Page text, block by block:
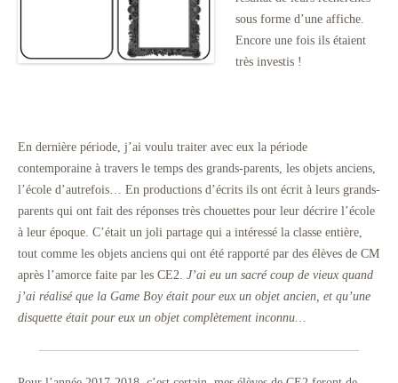
sous forme d’une affiche.
Encore une fois ils étaient
très investis !
En dernière période, j’ai voulu traiter avec eux la période
contemporaine à travers le temps des grands-parents, les objets anciens,
l’école d’autrefois… En productions d’écrits ils ont écrit à leurs grands-
parents qui ont fait des réponses très chouettes pour leur décrire l’école
à leur époque. C’était un joli partage qui a intéressé la classe entière,
tout comme les objets anciens qui ont été rapporté par des élèves de CM
après l’amorce faite par les CE2. J’ai eu un sacré coup de vieux quand
j’ai réalisé que la Game Boy était pour eux un objet ancien, et qu’une
disquette était pour eux un objet complètement inconnu…